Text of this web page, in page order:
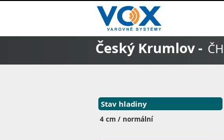
Český Krumlov -
Stav hladiny
4 cm / normální